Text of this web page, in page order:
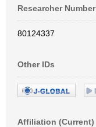
Researcher Number
80124337
Other IDs
Affiliation (Current)